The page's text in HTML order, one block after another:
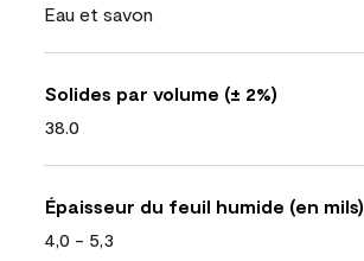
Eau et savon
Solides par volume (± 2%)
38.0
Épaisseur du feuil humide (en mils)
4,0 - 5,3